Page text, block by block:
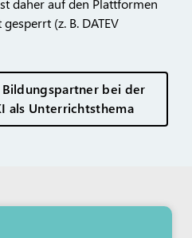
daher auf den Plattformen
(z. B. DATEV
bei der
als Unterrichtsthema